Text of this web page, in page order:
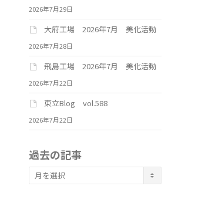
2026年7月29日
大府工場 2026年7月 美化活動
2026年7月28日
飛島工場 2026年7月 美化活動
2026年7月22日
東立Blog vol.588
2026年7月22日
過去の記事
去